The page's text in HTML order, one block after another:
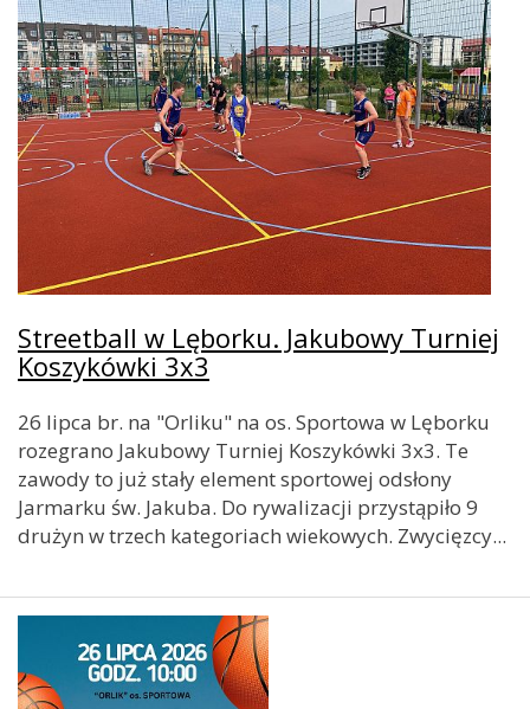
Streetball w Lęborku. Jakubowy Turniej
Koszykówki 3x3
26 lipca br. na "Orliku" na os. Sportowa w Lęborku
rozegrano Jakubowy Turniej Koszykówki 3x3. Te
zawody to już stały element sportowej odsłony
Jarmarku św. Jakuba. Do rywalizacji przystąpiło 9
drużyn w trzech kategoriach wiekowych. Zwycięzcy...